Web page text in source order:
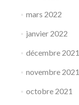
mars 2022
janvier 2022
décembre 2021
novembre 2021
octobre 2021